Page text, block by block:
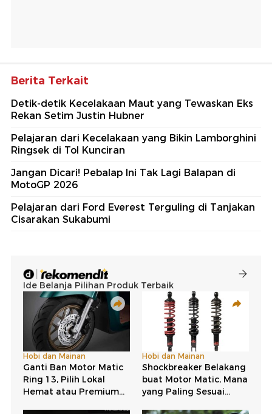
Berita Terkait
Detik-detik Kecelakaan Maut yang Tewaskan Eks
Rekan Setim Justin Hubner
Pelajaran dari Kecelakaan yang Bikin Lamborghini
Ringsek di Tol Kunciran
Jangan Dicari! Pebalap Ini Tak Lagi Balapan di
MotoGP 2026
Pelajaran dari Ford Everest Terguling di Tanjakan
Cisarakan Sukabumi